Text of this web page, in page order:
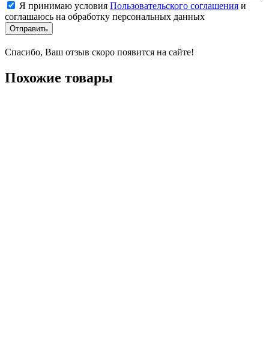
Я принимаю условия Пользовательского соглашения и
соглашаюсь на обработку персональных данных
Отправить
Спасибо, Ваш отзыв скоро появится на сайте!
Похожие товары